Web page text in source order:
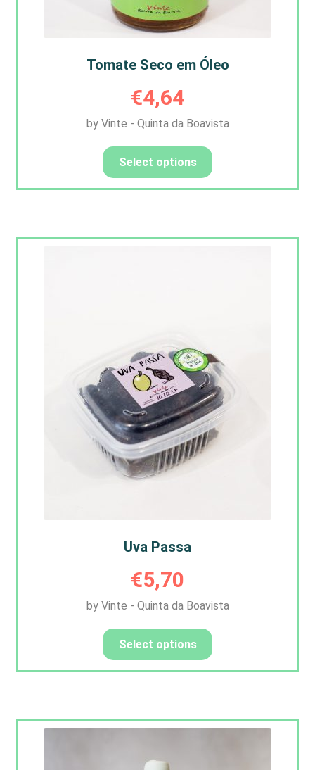
Tomate Seco em Óleo
€4,64
by Vinte - Quinta da Boavista
Select options
Uva Passa
€5,70
by Vinte - Quinta da Boavista
Select options